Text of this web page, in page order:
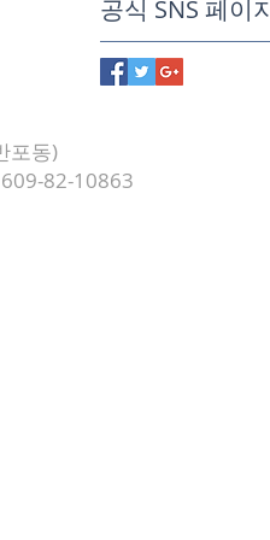
공식 SNS 페이지
포동)
82-10863